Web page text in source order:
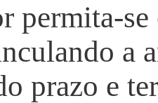
permita-
a
prazo e